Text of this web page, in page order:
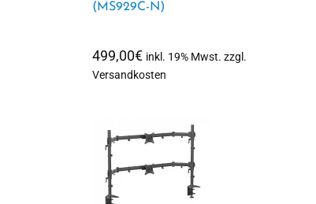
(MS929C-N)
499,00€ inkl. 19% Mwst. zzgl.
Versandkosten